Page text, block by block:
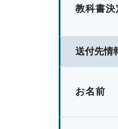
教科書決
送付先情
お名前